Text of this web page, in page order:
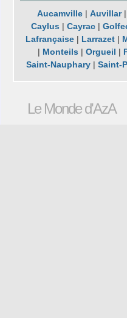
Aucamville |Auvillar|
Caylus |Cayrac |
Lafrançaise | Larrazet |
| Monteils | Orgueil |
Saint-Nauphary |Saint-
Le Monde d'AzA